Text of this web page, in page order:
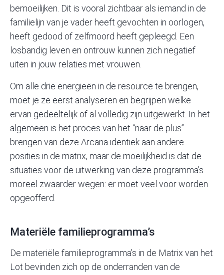
bemoeilijken. Dit is vooral zichtbaar als iemand in de
familielijn van je vader heeft gevochten in oorlogen,
heeft gedood of zelfmoord heeft gepleegd. Een
losbandig leven en ontrouw kunnen zich negatief
uiten in jouw relaties met vrouwen.
Om alle drie energieën in de resource te brengen,
moet je ze eerst analyseren en begrijpen welke
ervan gedeeltelijk of al volledig zijn uitgewerkt. In het
algemeen is het proces van het “naar de plus”
brengen van deze Arcana identiek aan andere
posities in de matrix, maar de moeilijkheid is dat de
situaties voor de uitwerking van deze programma’s
moreel zwaarder wegen: er moet veel voor worden
opgeofferd.
Materiële familieprogramma’s
De materiële familieprogramma’s in de Matrix van het
Lot bevinden zich op de onderranden van de